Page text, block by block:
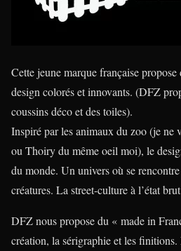
Cette jeune marque française
design colorés et innovants. (DFZ
coussins déco et des toiles).
Inspiré par les animaux du zoo (je ne
ou Thoiry du même oeil moi), le
du monde. Un univers où se
créatures. La street-culture à l’état
DFZ nous propose du « made in
création, la sérigraphie et les